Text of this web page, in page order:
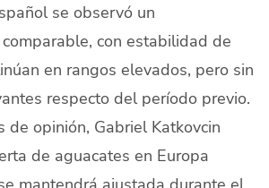
se observó un
con estabilidad de
en rangos elevados, pero sin
respecto del período previo.
de opinión, Gabriel Katkovcin
de aguacates en Europa
mantendrá ajustada durante el